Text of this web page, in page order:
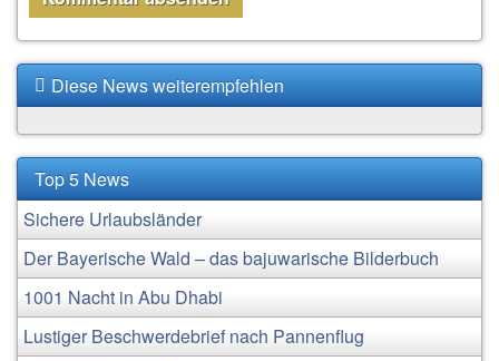
Diese News weiterempfehlen
Top 5 News
Sichere Urlaubsländer
Der Bayerische Wald – das bajuwarische Bilderbuch
1001 Nacht in Abu Dhabi
Lustiger Beschwerdebrief nach Pannenflug